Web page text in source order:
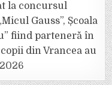
la concursul
Gauss”, Școala
fiind parteneră în
din Vrancea au